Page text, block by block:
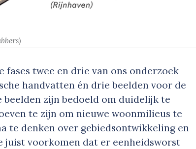
fases twee en drie van ons onderzoek
handvatten én drie beelden voor de
beelden zijn bedoeld om duidelijk te
te zijn om nieuwe woonmilieus te
te denken over gebiedsontwikkeling en
juist voorkomen dat er eenheidsworst